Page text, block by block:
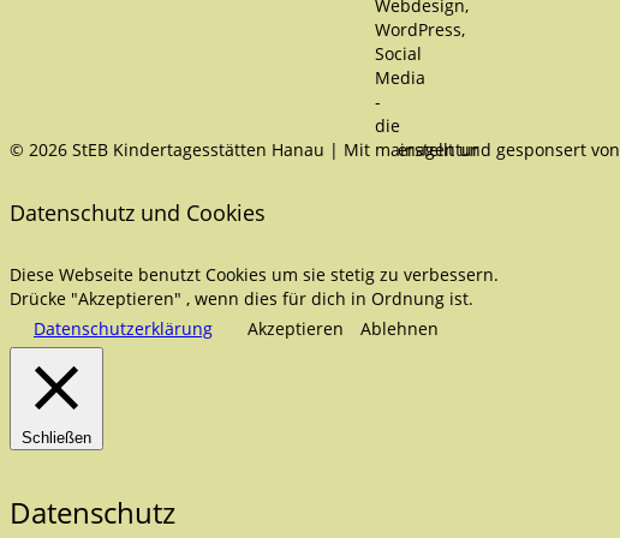
© 2026 StEB Kindertagesstätten Hanau | Mit erstellt und gesponsert von
Datenschutz und Cookies
Diese Webseite benutzt Cookies um sie stetig zu verbessern.
Drücke "Akzeptieren" , wenn dies für dich in Ordnung ist.
Datenschutzerklärung
Akzeptieren Ablehnen
Schließen
Datenschutz